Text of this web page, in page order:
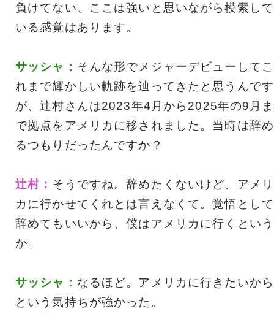
負けてない、ここは強いと思いながら模索して
いる感覚はあります。
サッシャ： そんな形でメジャーデビューしてこ
れまで輝かしい軌跡を辿ってきたと思うんです
が、辻村さんは2023年4月から2025年の9月ま
で拠点をアメリカに移されました。当時は辞め
るつもりだったんですか？
辻村： そうですね。辞めたくないけど、アメリ
カに行かせてくれとは言えなくて。覚悟として
辞めてもいいから、僕はアメリカに行くという
か。
サッシャ： なるほど。アメリカに行きたいから
という気持ちが強かった。